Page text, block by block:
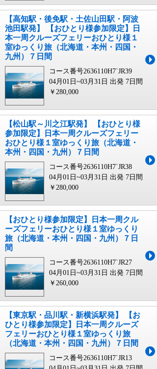
【高知駅・後免駅・土佐山田駅・阿波
池田駅発】 【おひとり様参加限定】日
本一周クルーズフェリーおひとり様１
室ゆっくり旅（北海道・本州・四国・
九州）７日間
コース番号2636110H7`JR39
04月01日~03月31日 出発 7日間
￥280,000
【松山駅～川之江駅発】 【おひとり様
参加限定】日本一周クルーズフェリー
おひとり様１室ゆっくり旅（北海道・
本州・四国・九州）７日間
コース番号2636110H7`JR38
04月01日~03月31日 出発 7日間
￥280,000
【おひとり様参加限定】日本一周クル
ーズフェリーおひとり様１室ゆっくり
旅（北海道・本州・四国・九州）７日
間
コース番号2636110H7`JR27
04月01日~03月31日 出発 7日間
￥260,000
【東京駅・品川駅・新横浜駅発】 【お
ひとり様参加限定】日本一周クルーズ
フェリーおひとり様１室ゆっくり旅
（北海道・本州・四国・九州）７日間
コース番号2636110H7`JR13